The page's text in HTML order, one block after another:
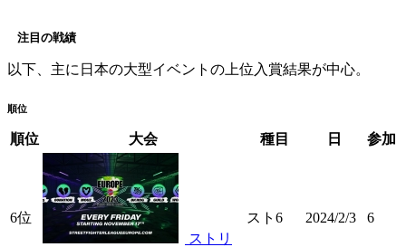
注目の戦績
以下、主に日本の大型イベントの上位入賞結果が中心。
順位
順位 大会 種目 日 参加
6位
ストリ
スト6 2024/2/3 6